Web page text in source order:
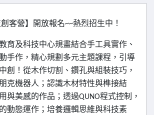
創客營】開放報名~~熱烈招生中！
育及科技中心規畫結合手工具實作、
手作，精心規劃多元主題課程，引導
創！從木作切割、鑽孔與組裝技巧，
克機器人；認識木材特性與榫接結
與美感的作品；透過QUNO程式控制，
動態運作；培養邏輯思維與科技素